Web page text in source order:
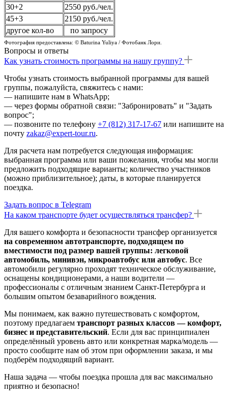
30+2
2550 руб./чел.
45+3
2150 руб./чел.
другое кол-во
по запросу
Фотография предоставлена: © Baturina Yuliya / Фотобанк Лори.
Вопросы и ответы
Как узнать стоимость программы на нашу группу?
Чтобы узнать стоимость выбранной программы для вашей
группы, пожалуйста, свяжитесь с нами:
— напишите нам в WhatsApp;
— через формы обратной связи: "Забронировать" и "Задать
вопрос";
— позвоните по телефону +7 (812) 317-17-67 или напишите на
почту zakaz@expert-tour.ru.
Для расчета нам потребуется следующая информация:
выбранная программа или ваши пожелания, чтобы мы могли
предложить подходящие варианты; количество участников
(можно приблизительное); даты, в которые планируется
поездка.
Задать вопрос в Telegram
На каком транспорте будет осуществляться трансфер?
Для вашего комфорта и безопасности трансфер организуется
на современном автотранспорте, подходящем по
вместимости под размер вашей группы: легковой
автомобиль, минивэн, микроавтобус или автобус. Все
автомобили регулярно проходят техническое обслуживание,
оснащены кондиционерами, а наши водители —
профессионалы с отличным знанием Санкт-Петербурга и
большим опытом безаварийного вождения.
Мы понимаем, как важно путешествовать с комфортом,
поэтому предлагаем транспорт разных классов — комфорт,
бизнес и представительский. Если для вас принципиален
определённый уровень авто или конкретная марка/модель —
просто сообщите нам об этом при оформлении заказа, и мы
подберём подходящий вариант.
Наша задача — чтобы поездка прошла для вас максимально
приятно и безопасно!